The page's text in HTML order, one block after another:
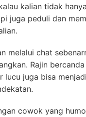
kalian tidak
juga peduli dan
melalui chat
Rajin
lucu juga bisa
cowok yang